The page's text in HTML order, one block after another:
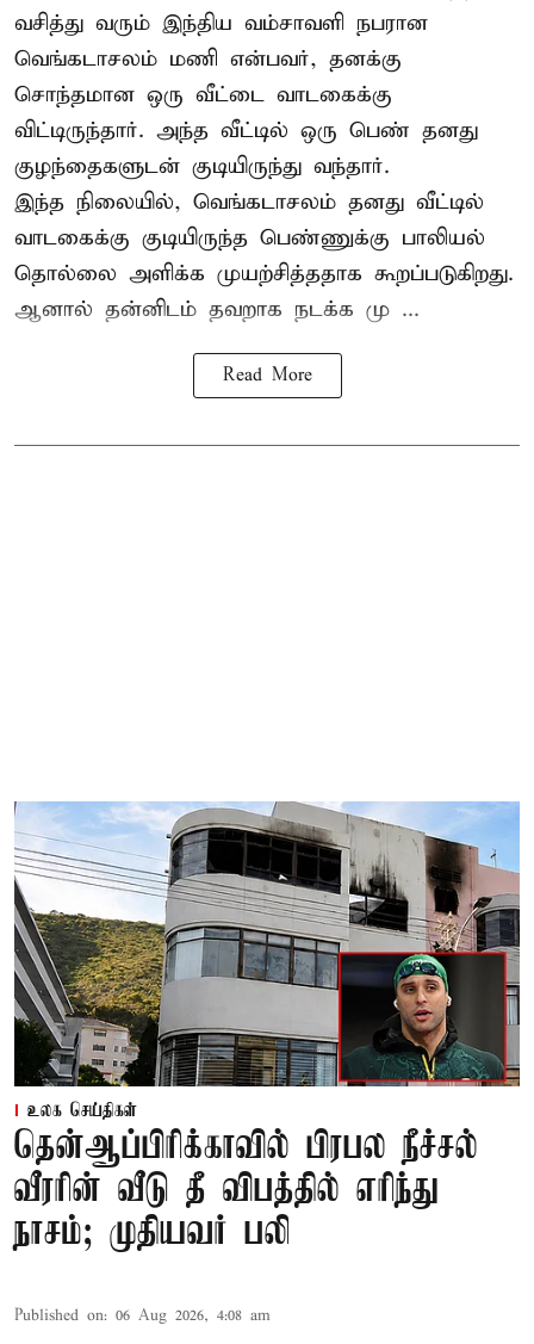
வசித்து வரும் இந்திய வம்சாவளி நபரான
வெங்கடாசலம் மணி என்பவர், தனக்கு
சொந்தமான ஒரு வீட்டை வாடகைக்கு
விட்டிருந்தார். அந்த வீட்டில் ஒரு பெண் தனது
குழந்தைகளுடன் குடியிருந்து வந்தார்.
இந்த நிலையில், வெங்கடாசலம் தனது வீட்டில்
வாடகைக்கு குடியிருந்த பெண்ணுக்கு பாலியல்
தொல்லை அளிக்க முயற்சித்ததாக கூறப்படுகிறது.
ஆனால் தன்னிடம் தவறாக நடக்க மு ...
Read More
உலக செய்திகள்
தென்ஆப்பிரிக்காவில் பிரபல நீச்சல்
வீரரின் வீடு தீ விபத்தில் எரிந்து
நாசம்; முதியவர் பலி
Published on: 06 Aug 2026, 4:08 am